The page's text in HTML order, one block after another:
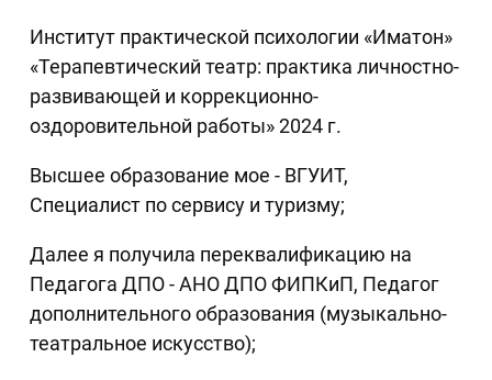
Институт практической психологии «Иматон»
«Терапевтический театр: практика личностно-
развивающей и коррекционно-
оздоровительной работы» 2024 г.
Высшее образование мое - ВГУИТ,
Специалист по сервису и туризму;
Далее я получила переквалификацию на
Педагога ДПО - АНО ДПО ФИПКиП, Педагог
дополнительного образования (музыкально-
театральное искусство);